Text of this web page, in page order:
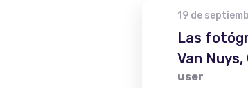
19 de
Las
Van Nuys,
user